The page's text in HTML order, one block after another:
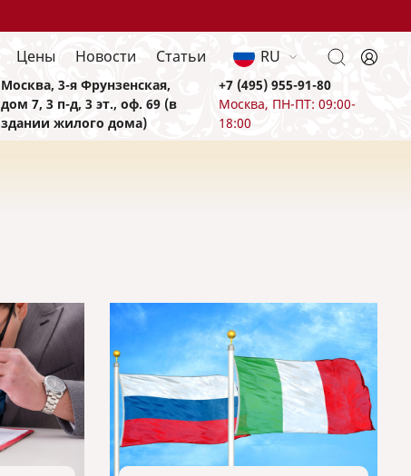
Цены Новости Статьи RU
Москва, 3-я Фрунзенская,
дом 7, 3 п-д, 3 эт., оф. 69 (в
здании жилого дома)
+7 (495) 955-91-80
Москва, ПН-ПТ: 09:00-
18:00